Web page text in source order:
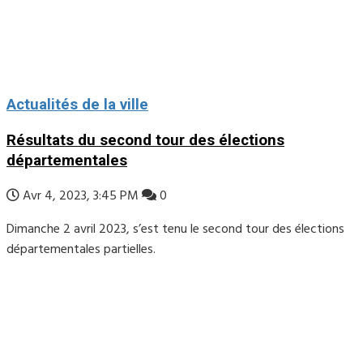
Actualités de la ville
Résultats du second tour des élections
départementales
Avr 4, 2023, 3:45 PM
0
Dimanche 2 avril 2023, s’est tenu le second tour des élections
départementales partielles.